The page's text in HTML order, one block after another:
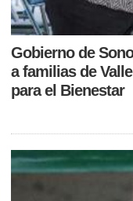
Gobierno de
a familias de
para el Bienestar